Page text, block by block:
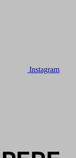
Instagram